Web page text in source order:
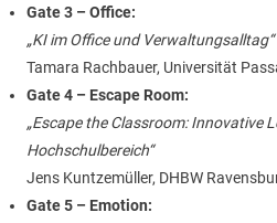
Gate 3 – Office:
„KI im Office und Verwaltungsalltag“
Tamara Rachbauer, Universität
Gate 4 – Escape Room:
„Escape the Classroom: Innovative
Hochschulbereich“
Jens Kuntzemüller, DHBW
Gate 5 – Emotion: